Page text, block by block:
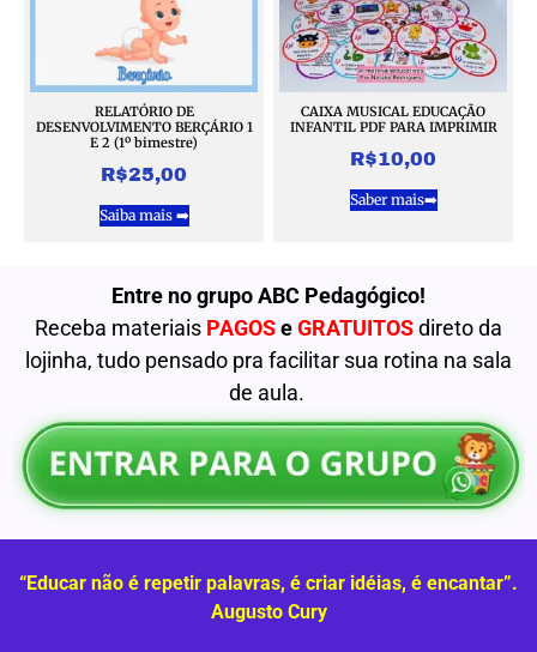
RELATÓRIO DE
DESENVOLVIMENTO BERÇÁRIO 1
E 2 (1º bimestre)
R$25,00
Saiba mais ➡️
CAIXA MUSICAL EDUCAÇÃO
INFANTIL PDF PARA IMPRIMIR
R$10,00
Saber mais➡️
Entre no grupo ABC Pedagógico!
Receba materiais PAGOSeGRATUITOSdireto da
lojinha, tudo pensado pra facilitar sua rotina na sala
de aula.
“Educar não é repetir palavras, é criar idéias, é encantar”.
Augusto Cury